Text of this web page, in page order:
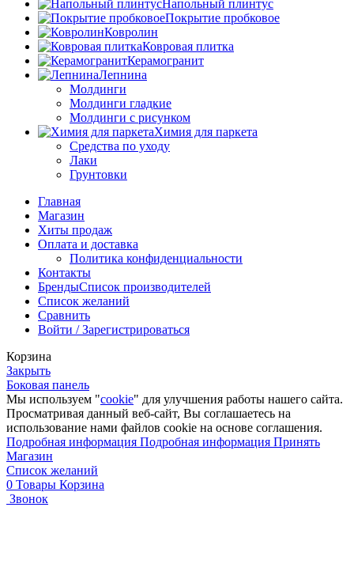
Напольный плинтус
Покрытие пробковое
Ковролин
Ковровая плитка
Керамогранит
Лепнина
Молдинги
Молдинги гладкие
Молдинги с рисунком
Химия для паркета
Средства по уходу
Лаки
Грунтовки
Главная
Магазин
Хиты продаж
Оплата и доставка
Политика конфиденциальности
Контакты
БрендыСписок производителей
Список желаний
Сравнить
Войти / Зарегистрироваться
Корзина
Закрыть
Боковая панель
Мы используем "cookie" для улучшения работы нашего сайта.
Просматривая данный веб-сайт, Вы соглашаетесь на
использование нами файлов cookie на основе соглашения.
Подробная информация Подробная информация Принять
Магазин
Список желаний
0 Товары Корзина
Звонок